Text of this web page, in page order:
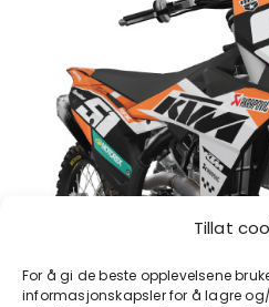
Tillat
For å gi de beste opplevelsene
informasjonskapsler for å lagre